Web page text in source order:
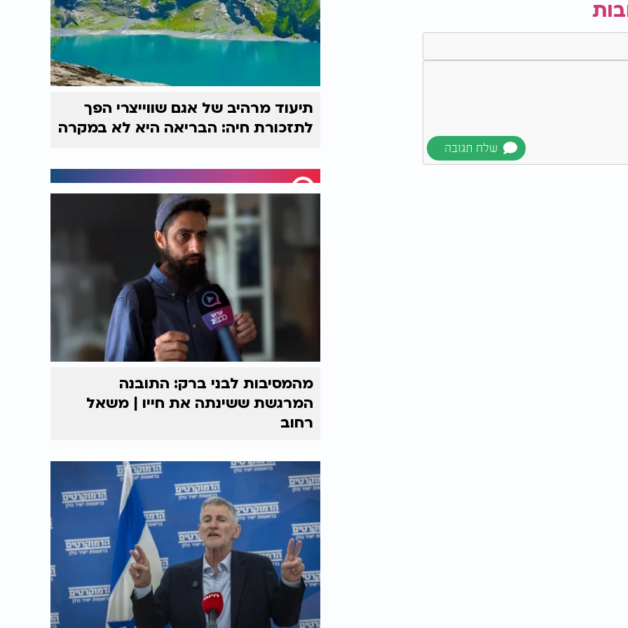
לגוף להאט עוד יותר את חילוף החומרים
למינימום ולהאריך משמעותית את משך
של האקדמיה הסינית למדעים, המחבר הראשון
שבה החיים מאזנים בין צמיחה לבין
תיעוד מרהיב של אגם שווייצרי הפך
לתזכורת חיה: הבריאה היא לא במקרה
מהמסיבות לבני ברק: התובנה
המרגשת ששינתה את חייו | משאל
רחוב